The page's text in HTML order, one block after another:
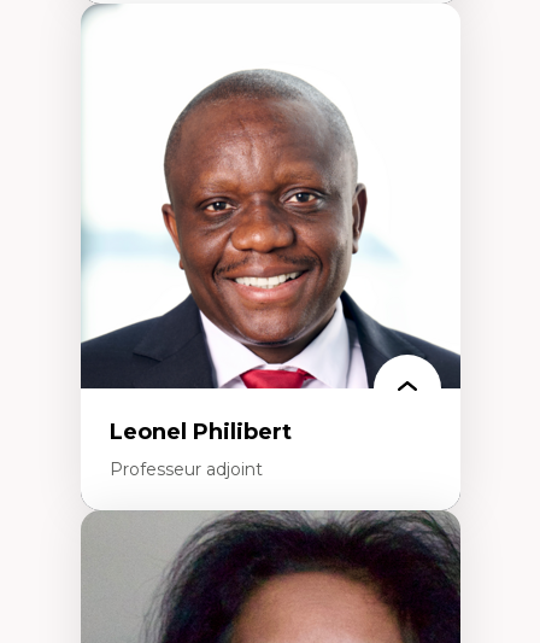
Travail social, action et justice sociale
Fondements de l’intervention et des
nouvelles pratiques en travail social et en
éducation inclusive
Minorités linguistiques, offre active et
francophonie plurielle en contexte
linguistique minoritaire
Études critiques sur le handicap, la
neurodiversité, l'agentivité et les injustices
épistémiques
Intersectionnalité et réalités 2SLGBTQ+
Méthodes d’interventions et approches
antiraciste, décoloniale, anti-oppressive
Approche interculturelle critique
Pair-aidance, proche aidance, famille
choisie et soutien mutuel
Intervention de groupe, communautaire,
Recherche participative avec, pour et avec
et centrée sur la primauté de la personne
Leonel Philibert
Professeur adjoint
Expertises
Santé mondiale
Femme en contexte de pauvreté
Innovation